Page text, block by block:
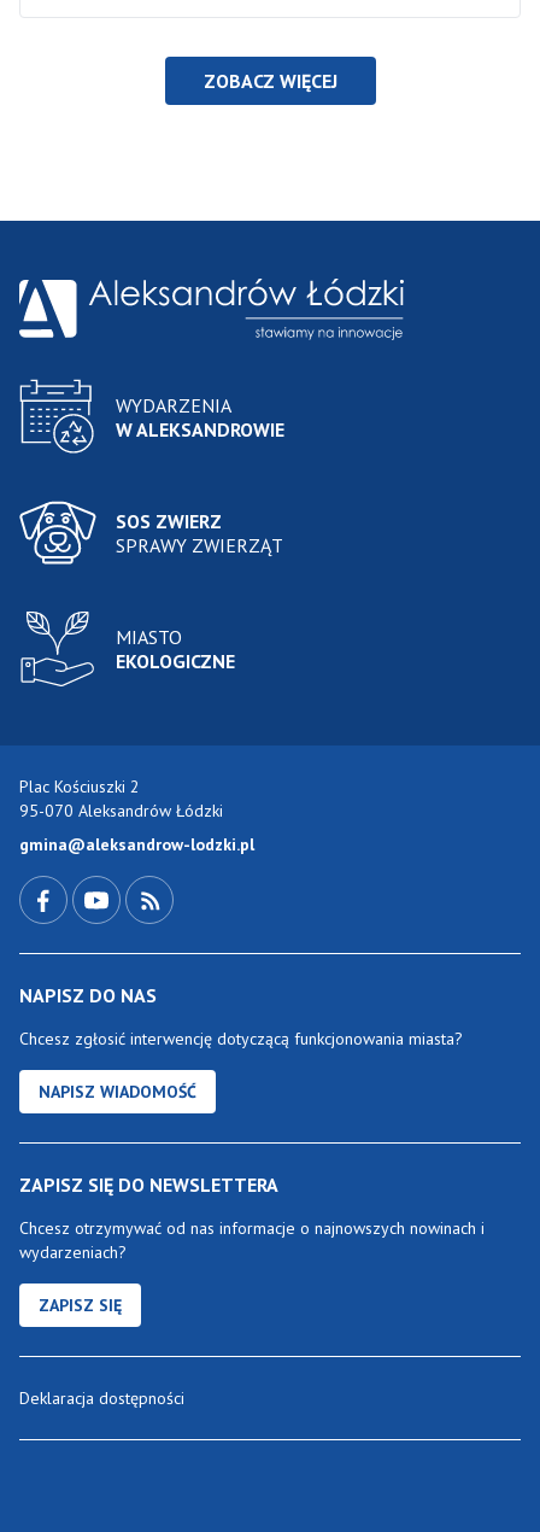
ZOBACZ WIĘCEJ
WYDARZENIA
W ALEKSANDROWIE
SOS ZWIERZ
SPRAWY ZWIERZĄT
MIASTO
EKOLOGICZNE
Plac Kościuszki 2
95-070 Aleksandrów Łódzki
gmina@aleksandrow-lodzki.pl
NAPISZ DO NAS
Chcesz zgłosić interwencję dotyczącą funkcjonowania miasta?
NAPISZ WIADOMOŚĆ
ZAPISZ SIĘ DO NEWSLETTERA
Chcesz otrzymywać od nas informacje o najnowszych nowinach i
wydarzeniach?
ZAPISZ SIĘ
Deklaracja dostępności